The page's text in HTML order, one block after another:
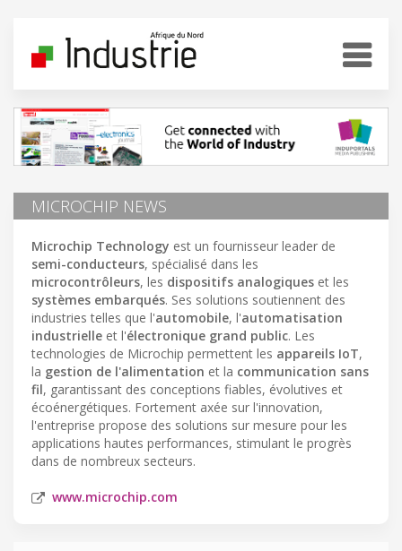
MICROCHIP NEWS
Microchip Technology est un fournisseur leader de
semi-conducteurs, spécialisé dans les
microcontrôleurs, les dispositifs analogiques et les
systèmes embarqués. Ses solutions soutiennent des
industries telles que l'automobile, l'automatisation
industrielle et l'électronique grand public. Les
technologies de Microchip permettent les appareils IoT,
la gestion de l'alimentation et la communication sans
fil, garantissant des conceptions fiables, évolutives et
écoénergétiques. Fortement axée sur l'innovation,
l'entreprise propose des solutions sur mesure pour les
applications hautes performances, stimulant le progrès
dans de nombreux secteurs.
www.microchip.com